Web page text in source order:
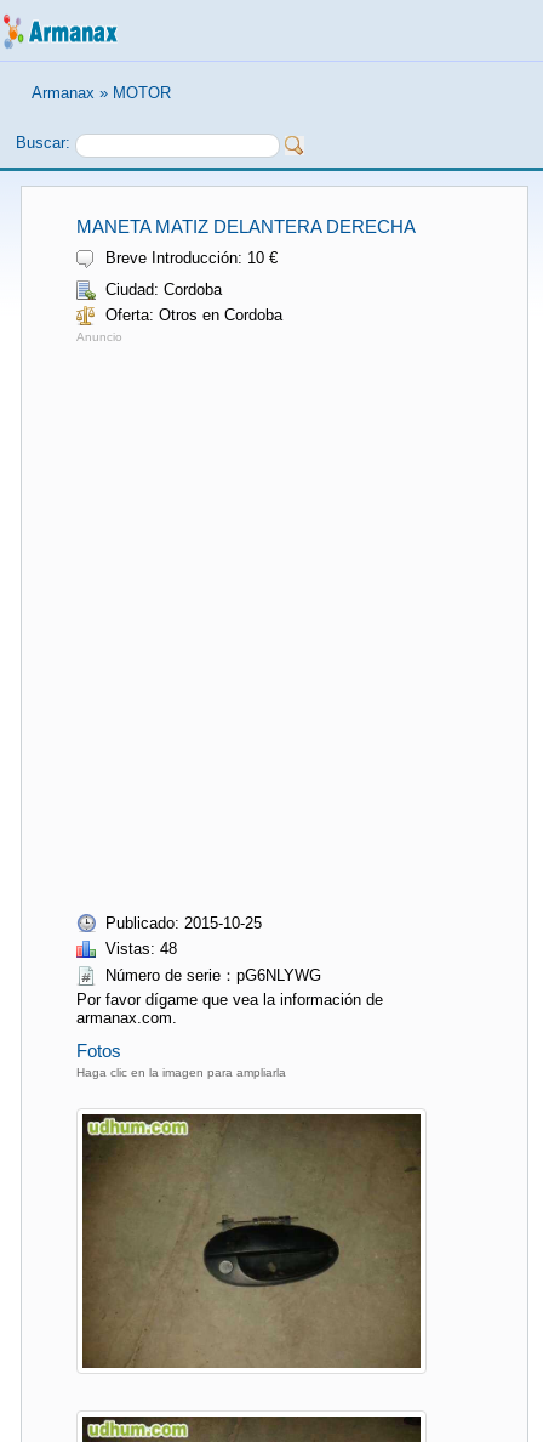
Armanax » MOTOR
Buscar:
MANETA MATIZ DELANTERA DERECHA
Breve Introducción: 10 €
Ciudad: Cordoba
Oferta: Otros en Cordoba
Anuncio
Publicado: 2015-10-25
Vistas: 48
Número de serie：pG6NLYWG
Por favor dígame que vea la información de
armanax.com.
Fotos
Haga clic en la imagen para ampliarla